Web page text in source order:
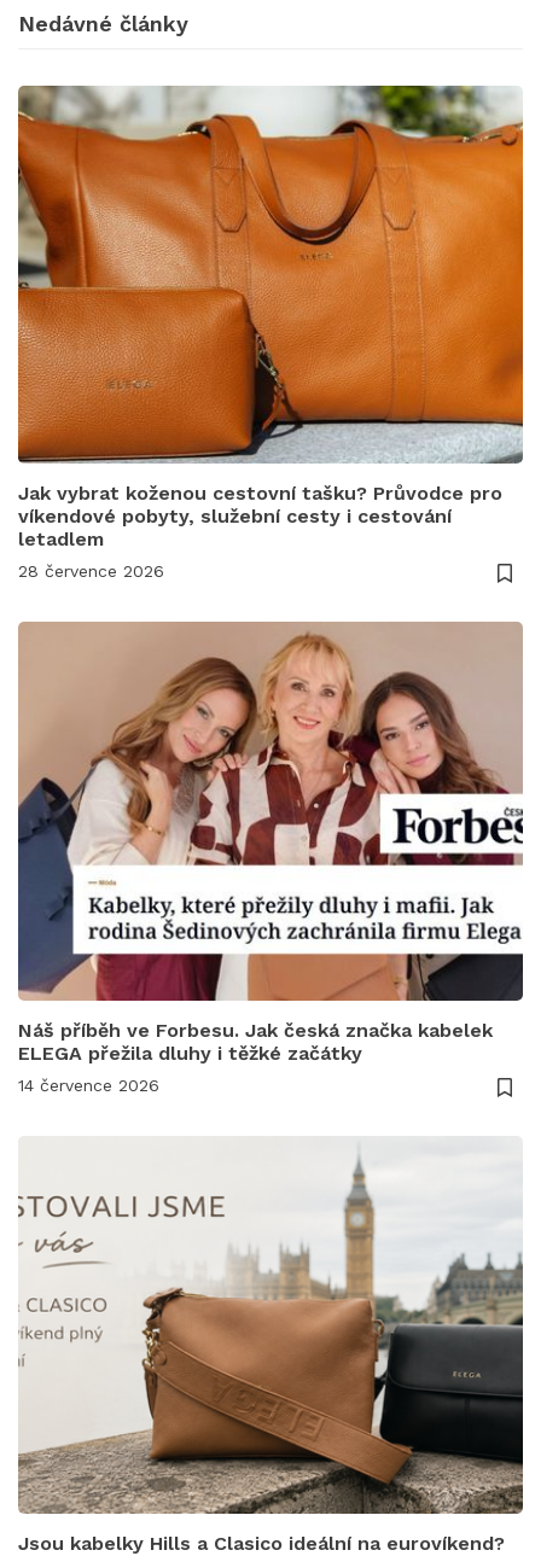
Nedávné články
Jak vybrat koženou cestovní tašku? Průvodce pro
víkendové pobyty, služební cesty i cestování
letadlem
28 července 2026
Náš příběh ve Forbesu. Jak česká značka kabelek
ELEGA přežila dluhy i těžké začátky
14 července 2026
Jsou kabelky Hills a Clasico ideální na eurovíkend?